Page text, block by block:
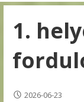
1.
2026-06-23